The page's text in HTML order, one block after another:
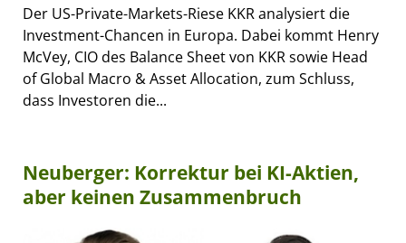
Der US-Private-Markets-Riese KKR analysiert die
Investment-Chancen in Europa. Dabei kommt Henry
McVey, CIO des Balance Sheet von KKR sowie Head
of Global Macro & Asset Allocation, zum Schluss,
dass Investoren die...
Neuberger: Korrektur bei KI-Aktien,
aber keinen Zusammenbruch